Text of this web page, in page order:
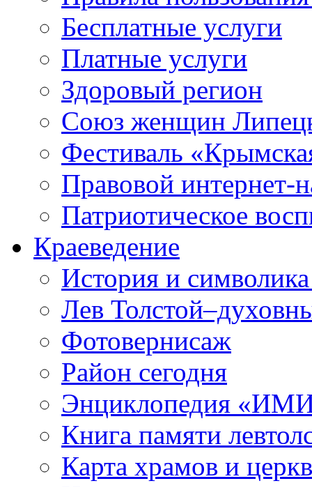
Бесплатные услуги
Платные услуги
Здоровый регион
Союз женщин
Фестиваль
Правовой интернет-
Патриотическое
Краеведение
История и
Лев
Фотовернисаж
Район сегодня
Энциклопедия «ИМИ
Книга памяти
Карта храмов и